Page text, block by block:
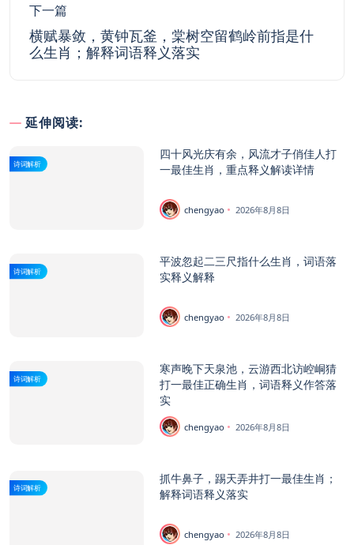
下一篇
横赋暴敛，黄钟瓦釜，棠树空留鹤岭前指是什
么生肖；解释词语释义落实
延伸阅读:
诗词解析
四十风光庆有余，风流才子俏佳人打
一最佳生肖，重点释义解读详情
chengyao 2026年8月8日
诗词解析
平波忽起二三尺指什么生肖，词语落
实释义解释
chengyao 2026年8月8日
诗词解析
寒声晚下天泉池，云游西北访崆峒猜
打一最佳正确生肖，词语释义作答落
实
chengyao 2026年8月8日
诗词解析
抓牛鼻子，踢天弄井打一最佳生肖；
解释词语释义落实
chengyao 2026年8月8日